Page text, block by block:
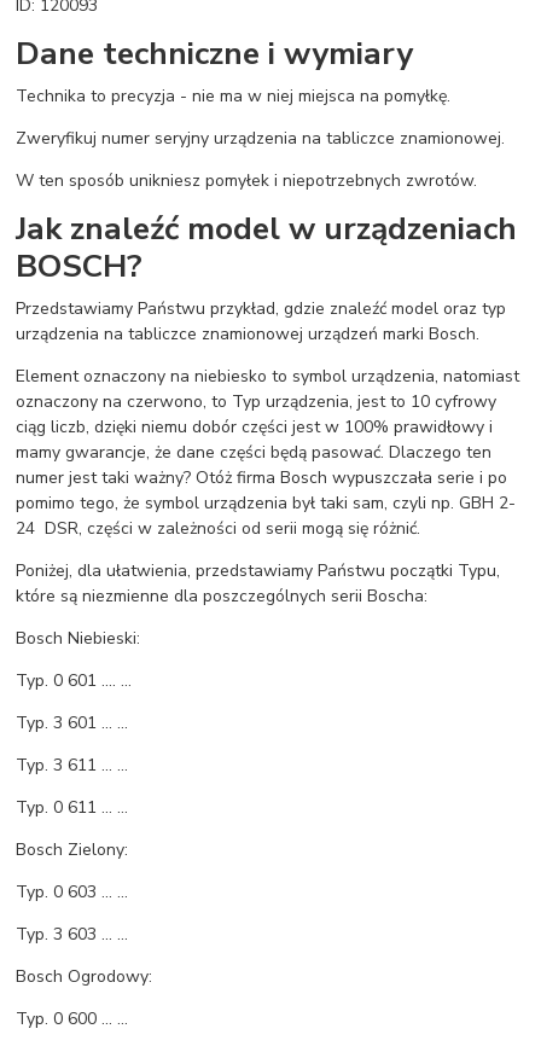
ID: 120093
Dane techniczne i wymiary
Technika to precyzja - nie ma w niej miejsca na pomyłkę.
Zweryfikuj numer seryjny urządzenia na tabliczce znamionowej.
W ten sposób unikniesz pomyłek i niepotrzebnych zwrotów.
Jak znaleźć model w urządzeniach
BOSCH?
Przedstawiamy Państwu przykład, gdzie znaleźć model oraz typ
urządzenia na tabliczce znamionowej urządzeń marki Bosch.
Element oznaczony na niebiesko to symbol urządzenia, natomiast
oznaczony na czerwono, to Typ urządzenia, jest to 10 cyfrowy
ciąg liczb, dzięki niemu dobór części jest w 100% prawidłowy i
mamy gwarancje, że dane części będą pasować. Dlaczego ten
numer jest taki ważny? Otóż firma Bosch wypuszczała serie i po
pomimo tego, że symbol urządzenia był taki sam, czyli np. GBH 2-
24 DSR, części w zależności od serii mogą się różnić.
Poniżej, dla ułatwienia, przedstawiamy Państwu początki Typu,
które są niezmienne dla poszczególnych serii Boscha:
Bosch Niebieski:
Typ. 0 601 .... ...
Typ. 3 601 ... ...
Typ. 3 611 ... ...
Typ. 0 611 ... ...
Bosch Zielony:
Typ. 0 603 ... ...
Typ. 3 603 ... ...
Bosch Ogrodowy:
Typ. 0 600 ... ...